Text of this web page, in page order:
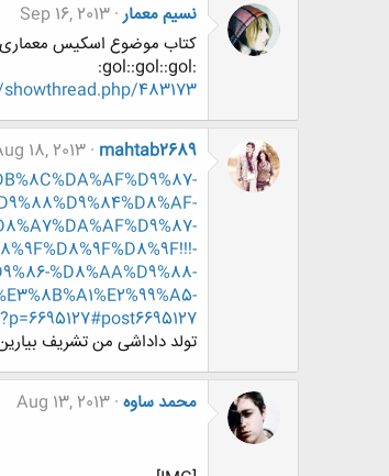
نسیم معمار Sep 16, 2013
کتاب موضوع اسکیس
:gol::gol::gol:
483173
mahtab2689
18, 2013
%D8%AA%D9%88-
تولد داداشی من تشریف
محمد ساوه Aug 13, 2013